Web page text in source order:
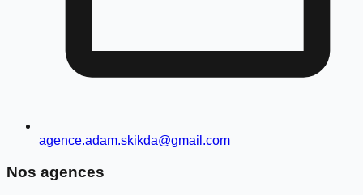
agence.adam.skikda@gmail.com
Nos agences